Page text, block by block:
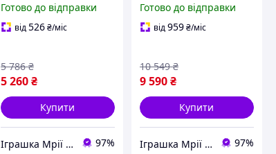
{2370-piho}
Готово до відправки
від526 ₴/міс
5 260 ₴
5 786 ₴
Купити
Іграшка Мрії (дитячі, авто, туризм) 97%
Готово до відправки
від959₴/міс
9 590₴
10 549 ₴
Купити
Іграшка Мрії (дитячі, авто, туризм) 97%